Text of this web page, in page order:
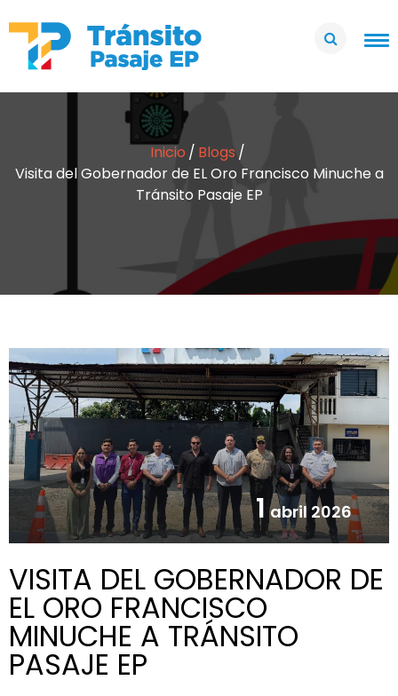
Inicio
Blogs
Visita del Gobernador de EL Oro Francisco Minuche a
Tránsito Pasaje EP
1 abril 2026
VISITA DEL GOBERNADOR DE
EL ORO FRANCISCO
MINUCHE A TRÁNSITO
PASAJE EP